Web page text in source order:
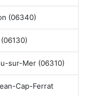
(06340)
sur-Mer (06310)
Cap-Ferrat